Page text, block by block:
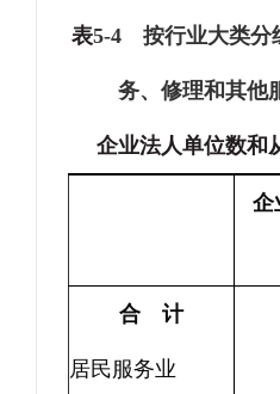
表5-4 按行业大类分
务、修理和其他
企业法人单位数和
企
合 计
居民服务业